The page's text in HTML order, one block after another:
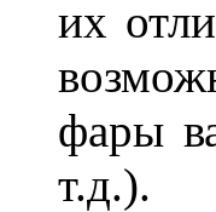
их
фары
т.д.).